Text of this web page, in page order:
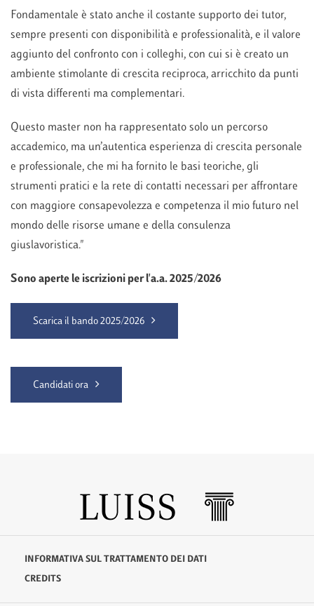
Fondamentale è stato anche il costante supporto dei tutor,
sempre presenti con disponibilità e professionalità, e il valore
aggiunto del confronto con i colleghi, con cui si è creato un
ambiente stimolante di crescita reciproca, arricchito da punti
di vista differenti ma complementari.
Questo master non ha rappresentato solo un percorso
accademico, ma un’autentica esperienza di crescita personale
e professionale, che mi ha fornito le basi teoriche, gli
strumenti pratici e la rete di contatti necessari per affrontare
con maggiore consapevolezza e competenza il mio futuro nel
mondo delle risorse umane e della consulenza
giuslavoristica."
Sono aperte le iscrizioni per l'a.a. 2025/2026
Scarica il bando 2025/2026
Candidati ora
INFORMATIVA SUL TRATTAMENTO DEI DATI
CREDITS